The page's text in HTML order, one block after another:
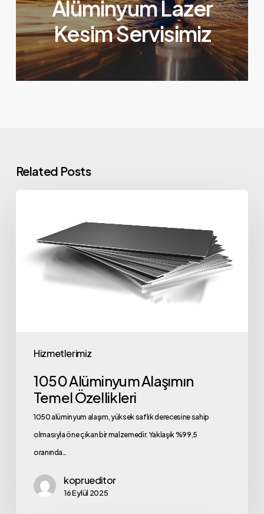
Alüminyum Lazer
Kesim Servisimiz
Related Posts
Hizmetlerimiz
Alaşımın
Temel
Özellikleri
1050 Alüminyum Alaşımın
Temel Özellikleri
1050 alüminyum alaşım, yüksek saflık derecesine sahip
olmasıyla öne çıkan bir malzemedir. Yaklaşık %99,5
oranında…
koprueditor
16 Eylül 2025